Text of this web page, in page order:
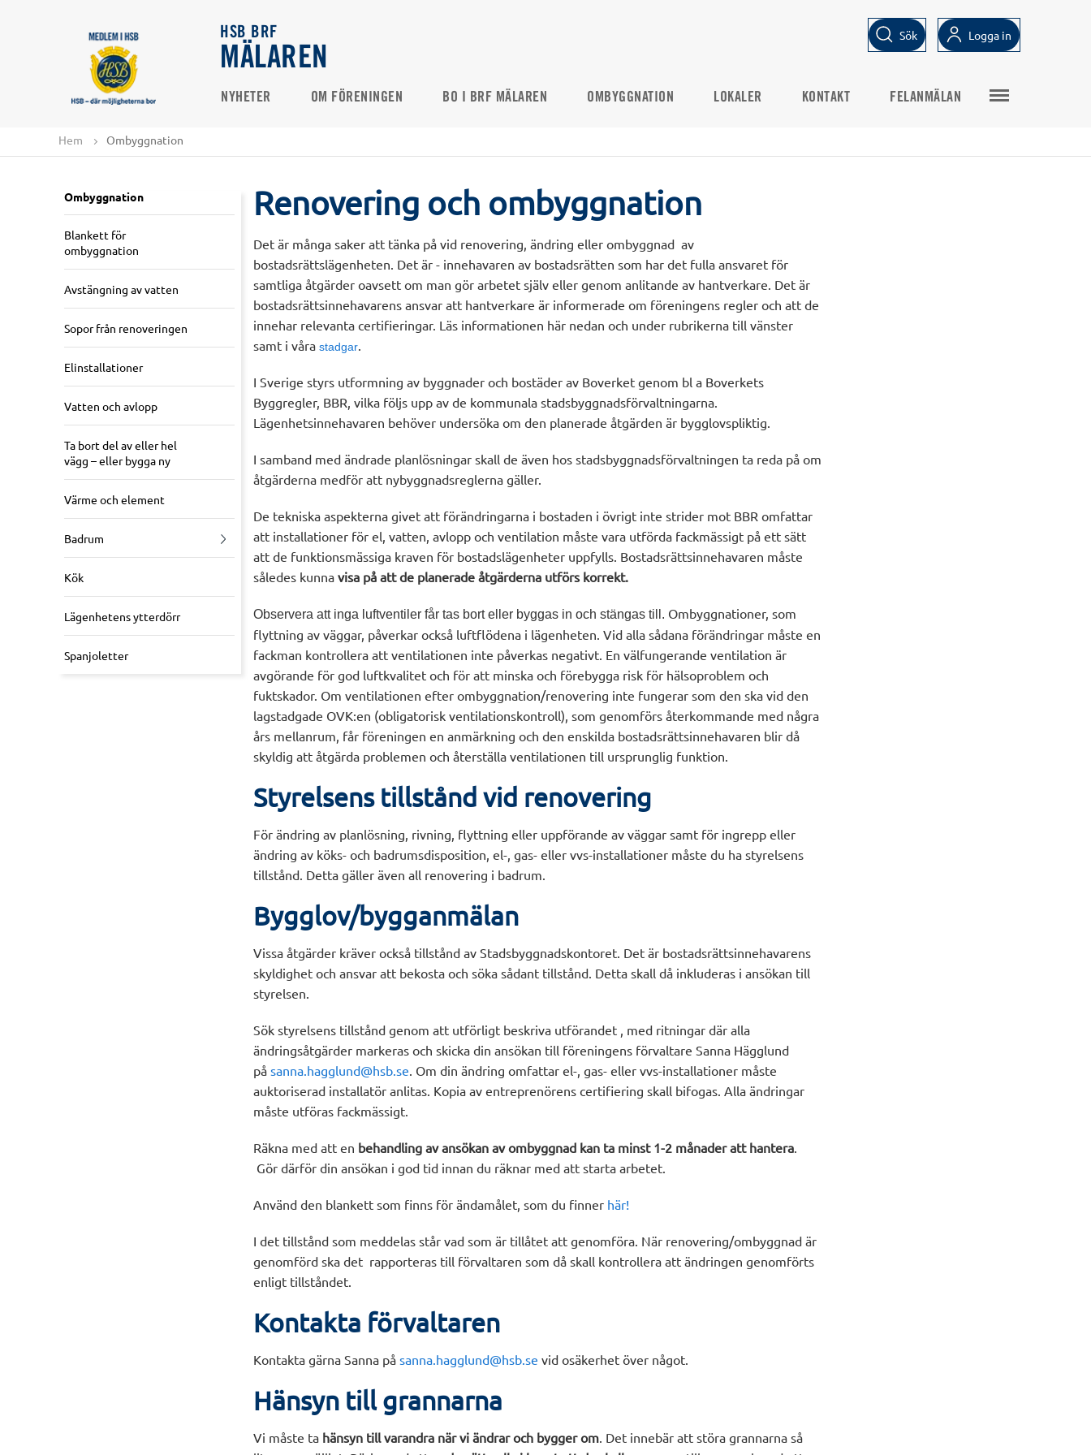
HSB BRF
MÄLAREN
Sök Logga in
NYHETER OM FÖRENINGEN BO I BRF MÄLAREN OMBYGGNATION LOKALER KONTAKT FELANMÄLAN
Hem Ombyggnation
Ombyggnation
Blankett för
ombyggnation
Avstängning av vatten
Sopor från renoveringen
Elinstallationer
Vatten och avlopp
Ta bort del av eller hel
vägg – eller bygga ny
Värme och element
Badrum
Kök
Lägenhetens ytterdörr
Spanjoletter
Renovering och ombyggnation
Det är många saker att tänka på vid renovering, ändring eller ombyggnad av
bostadsrättslägenheten. Det är - innehavaren av bostadsrätten som har det fulla ansvaret för
samtliga åtgärder oavsett om man gör arbetet själv eller genom anlitande av hantverkare. Det är
bostadsrättsinnehavarens ansvar att hantverkare är informerade om föreningens regler och att de
innehar relevanta certifieringar. Läs informationen här nedan och under rubrikerna till vänster
samt i våra stadgar.
I Sverige styrs utformning av byggnader och bostäder av Boverket genom bl a Boverkets
Byggregler, BBR, vilka följs upp av de kommunala stadsbyggnadsförvaltningarna.
Lägenhetsinnehavaren behöver undersöka om den planerade åtgärden är bygglovspliktig.
I samband med ändrade planlösningar skall de även hos stadsbyggnadsförvaltningen ta reda på om
åtgärderna medför att nybyggnadsreglerna gäller.
De tekniska aspekterna givet att förändringarna i bostaden i övrigt inte strider mot BBR omfattar
att installationer för el, vatten, avlopp och ventilation måste vara utförda fackmässigt på ett sätt
att de funktionsmässiga kraven för bostadslägenheter uppfylls. Bostadsrättsinnehavaren måste
således kunna visa på att de planerade åtgärderna utförs korrekt.
Observera att inga luftventiler får tas bort eller byggas in och stängas till. Ombyggnationer, som
flyttning av väggar, påverkar också luftflödena i lägenheten. Vid alla sådana förändringar måste en
fackman kontrollera att ventilationen inte påverkas negativt. En välfungerande ventilation är
avgörande för god luftkvalitet och för att minska och förebygga risk för hälsoproblem och
fuktskador. Om ventilationen efter ombyggnation/renovering inte fungerar som den ska vid den
lagstadgade OVK:en (obligatorisk ventilationskontroll), som genomförs återkommande med några
års mellanrum, får föreningen en anmärkning och den enskilda bostadsrättsinnehavaren blir då
skyldig att åtgärda problemen och återställa ventilationen till ursprunglig funktion.
Styrelsens tillstånd vid renovering
För ändring av planlösning, rivning, flyttning eller uppförande av väggar samt för ingrepp eller
ändring av köks- och badrumsdisposition, el-, gas- eller vvs-installationer måste du ha styrelsens
tillstånd. Detta gäller även all renovering i badrum.
Bygglov/bygganmälan
Vissa åtgärder kräver också tillstånd av Stadsbyggnadskontoret. Det är bostadsrättsinnehavarens
skyldighet och ansvar att bekosta och söka sådant tillstånd. Detta skall då inkluderas i ansökan till
styrelsen.
Sök styrelsens tillstånd genom att utförligt beskriva utförandet , med ritningar där alla
ändringsåtgärder markeras och skicka din ansökan till föreningens förvaltare Sanna Hägglund
på sanna.hagglund@hsb.se. Om din ändring omfattar el-, gas- eller vvs-installationer måste
auktoriserad installatör anlitas. Kopia av entreprenörens certifiering skall bifogas. Alla ändringar
måste utföras fackmässigt.
Räkna med att en behandling av ansökan av ombyggnad kan ta minst 1-2 månader att hantera.
Gör därför din ansökan i god tid innan du räknar med att starta arbetet.
Använd den blankett som finns för ändamålet, som du finner här!
I det tillstånd som meddelas står vad som är tillåtet att genomföra. När renovering/ombyggnad är
genomförd ska det rapporteras till förvaltaren som då skall kontrollera att ändringen genomförts
enligt tillståndet.
Kontakta förvaltaren
Kontakta gärna Sanna på sanna.hagglund@hsb.se vid osäkerhet över något.
Hänsyn till grannarna
Vi måste ta hänsyn till varandra när vi ändrar och bygger om. Det innebär att störa grannarna så